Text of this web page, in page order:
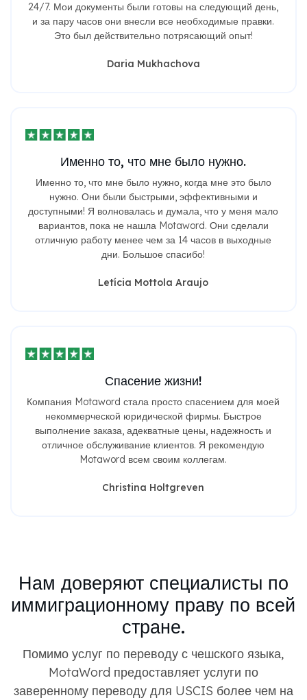
24/7. Мои документы были готовы на следующий день,
и за пару часов они внесли все необходимые правки.
Это был действительно потрясающий опыт!
Daria Mukhachova
Именно то, что мне было нужно.
Именно то, что мне было нужно, когда мне это было
нужно. Они были быстрыми, эффективными и
доступными! Я волновалась и думала, что у меня мало
вариантов, пока не нашла Motaword. Они сделали
отличную работу менее чем за 14 часов в выходные
дни. Большое спасибо!
Letícia Mottola Araujo
Спасение жизни!
Компания Motaword стала просто спасением для моей
некоммерческой юридической фирмы. Быстрое
выполнение заказа, адекватные цены, надежность и
отличное обслуживание клиентов. Я рекомендую
Motaword всем своим коллегам.
Christina Holtgreven
Нам доверяют специалисты по
иммиграционному праву по всей
стране.
Помимо услуг по переводу с чешского языка,
MotaWord предоставляет услуги по
заверенному переводу для USCIS более чем на